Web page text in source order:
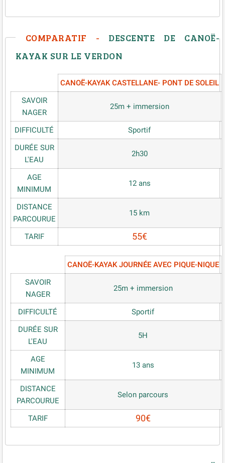
COMPARATIF - DESCENTE DE CANOË-
KAYAK SUR LE VERDON
CANOË-KAYAK CASTELLANE- PONT DE SOLEIL
SAVOIR
NAGER
25m + immersion
DIFFICULTÉ
Sportif
DURÉE SUR
L'EAU
2h30
AGE
MINIMUM
12 ans
DISTANCE
PARCOURUE
15 km
TARIF 55€
CANOË-KAYAK JOURNÉE AVEC PIQUE-NIQUE
SAVOIR
NAGER
25m + immersion
DIFFICULTÉ
Sportif
DURÉE SUR
L'EAU
5H
AGE
MINIMUM
13 ans
DISTANCE
PARCOURUE
Selon parcours
TARIF 90€